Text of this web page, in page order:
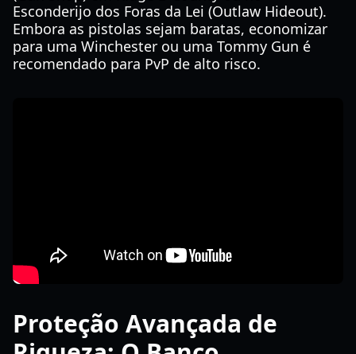
Esconderijo dos Foras da Lei (Outlaw Hideout).
Embora as pistolas sejam baratas, economizar
para uma Winchester ou uma Tommy Gun é
recomendado para PvP de alto risco.
Proteção Avançada de